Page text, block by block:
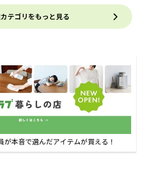
テゴリをもっと見る
が本音で選んだアイテムが買える！